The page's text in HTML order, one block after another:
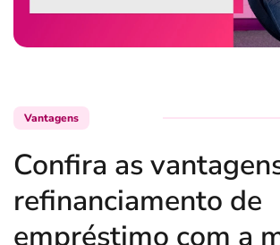
Vantagens
Confira as
refinanciamento de
empréstimo com a